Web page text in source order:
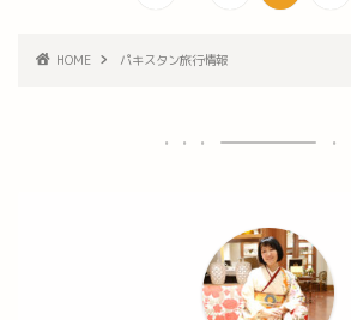
HOME パキスタン旅行情報